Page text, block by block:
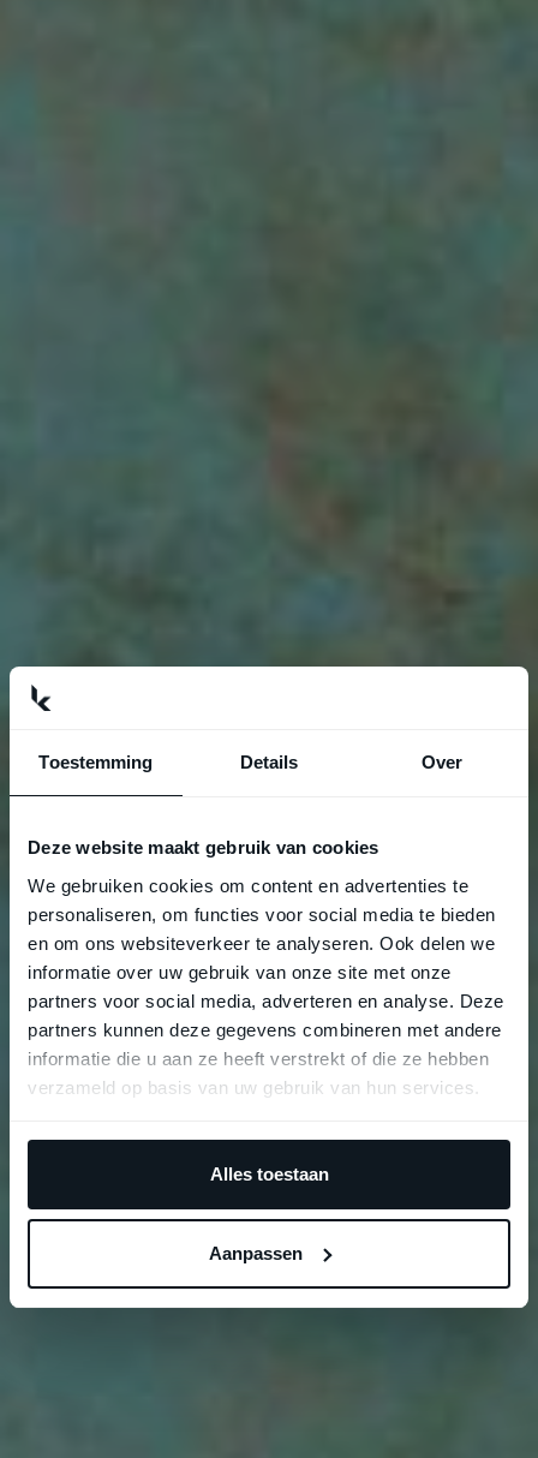
Toestemming Details Over
Deze website maakt gebruik van cookies
We gebruiken cookies om content en advertenties te
personaliseren, om functies voor social media te bieden
en om ons websiteverkeer te analyseren. Ook delen we
informatie over uw gebruik van onze site met onze
partners voor social media, adverteren en analyse. Deze
partners kunnen deze gegevens combineren met andere
informatie die u aan ze heeft verstrekt of die ze hebben
verzameld op basis van uw gebruik van hun services.
Alles toestaan
Aanpassen